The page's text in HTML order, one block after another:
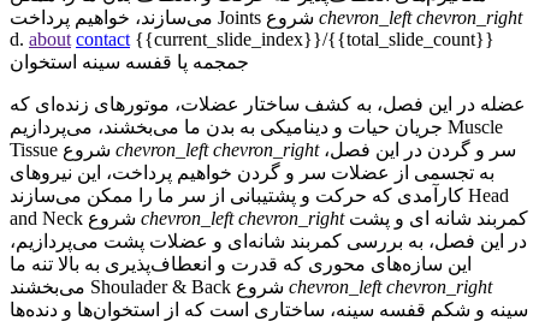
می‌سازند، خواهیم پرداخت Joints شروع chevron_left chevron_right
d. about contact {{current_slide_index}}/{{total_slide_count}}
جمجمه پا قفسه سینه استخوان
عضله در این فصل، به کشف ساختار عضلات، موتورهای زنده‌ای که
جریان حیات و دینامیکی به بدن ما می‌بخشند، می‌پردازیم Muscle
Tissue شروع chevron_left chevron_right سر و گردن در این فصل،
به تجسمی از عضلات سر و گردن خواهیم پرداخت، این نیروهای
کارآمدی که حرکت و پشتیبانی از سر ما را ممکن می‌سازند Head
and Neck شروع chevron_left chevron_right کمربند شانه ای و پشت
در این فصل، به بررسی کمربند شانه‌ای و عضلات پشت می‌پردازیم،
این سازه‌های محوری که قدرت و انعطاف‌پذیری به بالا تنه ما
می‌بخشند Shoulader & Back شروع chevron_left chevron_right
سینه و شکم قفسه سینه، ساختاری است که از استخوان‌ها و دنده‌ها